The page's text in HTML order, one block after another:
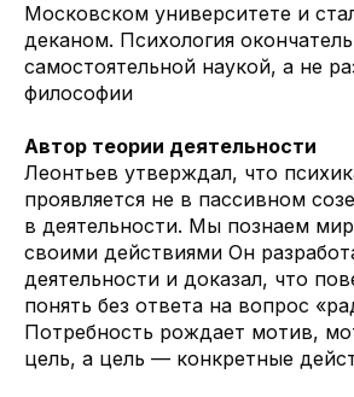
Московском университете и
деканом. Психология
самостоятельной наукой, а не
философии
Автор теории деятельности
Леонтьев утверждал, что
проявляется не в пассивном
в деятельности. Мы познаем
своими действиями Он
деятельности и доказал, что
понять без ответа на вопрос
Потребность рождает мотив,
цель, а цель — конкретные